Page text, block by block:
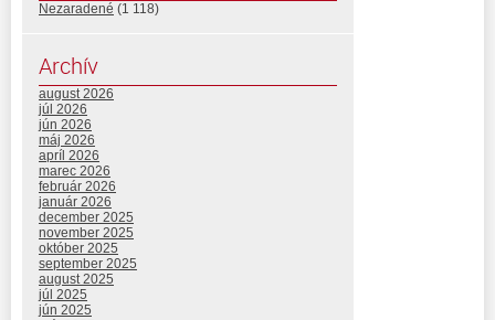
Nezaradené (1 118)
Archív
august 2026
júl 2026
jún 2026
máj 2026
apríl 2026
marec 2026
február 2026
január 2026
december 2025
november 2025
október 2025
september 2025
august 2025
júl 2025
jún 2025